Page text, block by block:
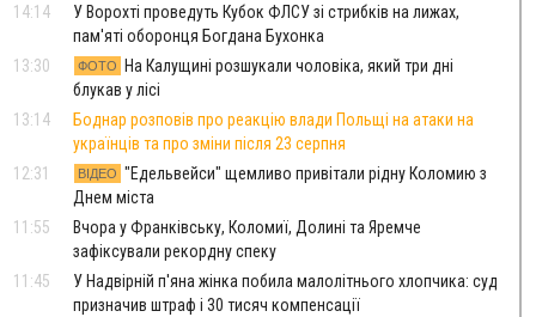
14:14
У Ворохті проведуть Кубок ФЛСУ зі стрибків на лижах,
пам'яті оборонця Богдана Бухонка
13:30
ФОТО
На Калущині розшукали чоловіка, який три дні
блукав у лісі
13:14
Боднар розповів про реакцію влади Польщі на атаки на
українців та про зміни після 23 серпня
12:31
ВІДЕО "Едельвейси" щемливо привітали рідну Коломию з
Днем міста
11:55
Вчора у Франківську, Коломиї, Долині та Яремче
зафіксували рекордну спеку
11:45
У Надвірній п'яна жінка побила малолітнього хлопчика: суд
призначив штраф і 30 тисяч компенсації